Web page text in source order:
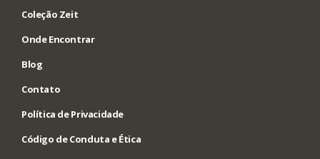
Coleção Zeit
Onde Encontrar
Blog
Contato
Política de Privacidade
Código de Conduta e Ética